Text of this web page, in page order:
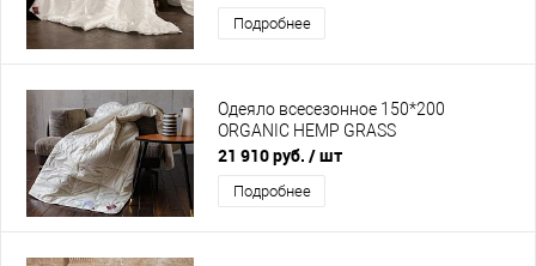
Подробнее
Одеяло всесезонное 150*200
ORGANIC HEMP GRASS
21 910 руб. / шт
Подробнее